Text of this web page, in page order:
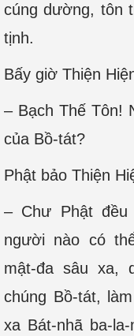
cúng dường, tôn
tịnh.
Bấy giờ Thiện
– Bạch Thế Tôn!
của Bồ-tát?
Phật bảo Thiện
– Chư Phật đều
người nào có
mật-đa sâu xa,
chúng Bồ-tát,
xa Bát-nhã ba-